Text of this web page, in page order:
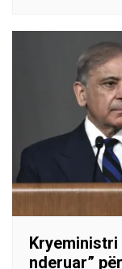
Kryeministri
nderuar”